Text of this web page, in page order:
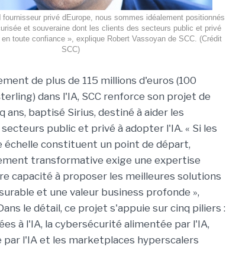
privé dEurope, nous sommes idéalement positionnés
et souveraine dont les clients des secteurs public et privé
toute confiance », explique Robert Vassoyan de SCC. (Crédit
SCC)
de plus de 115 millions d'euros (100
dans l'IA, SCC renforce son projet de
ans, baptisé Sirius, destiné à aider les
public et privé à adopter l'IA. « Si les
échelle constituent un point de départ,
transformative exige une expertise
capacité à proposer les meilleures solutions
et une valeur business profonde »,
le détail, ce projet s'appuie sur cinq piliers :
à l'IA, la cybersécurité alimentée par l'IA,
l'IA et les marketplaces hyperscalers